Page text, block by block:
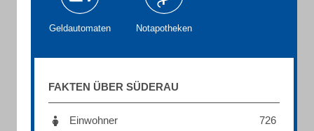
Geldautomaten Notapotheken
FAKTEN ÜBER SÜDERAU
Einwohner
726